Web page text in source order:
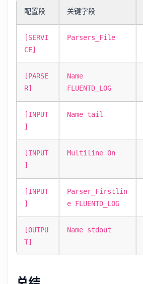
配置段 关键字段
[SERVI
CE]
Parsers_File
[PARSE
R]
Name
FLUENTD_LOG
[INPUT
]
Name tail
[INPUT
]
Multiline On
[INPUT
]
Parser_Firstlin
e FLUENTD_LOG
[OUTPU
T]
Name stdout